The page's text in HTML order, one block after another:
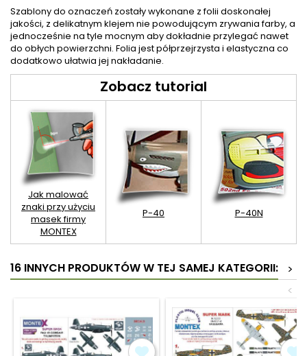
Szablony do oznaczeń zostały wykonane z folii doskonałej
jakości, z delikatnym klejem nie powodującym zrywania farby, a
jednocześnie na tyle mocnym aby dokładnie przylegać nawet
do obłych powierzchni. Folia jest półprzejrzysta i elastyczna co
dodatkowo ułatwia jej nakładanie.
Zobacz tutorial
Jak malować
znaki przy użyciu
masek firmy
MONTEX
P-40 P-40N
16 INNYCH PRODUKTÓW W TEJ SAMEJ KATEGORII:
>
<